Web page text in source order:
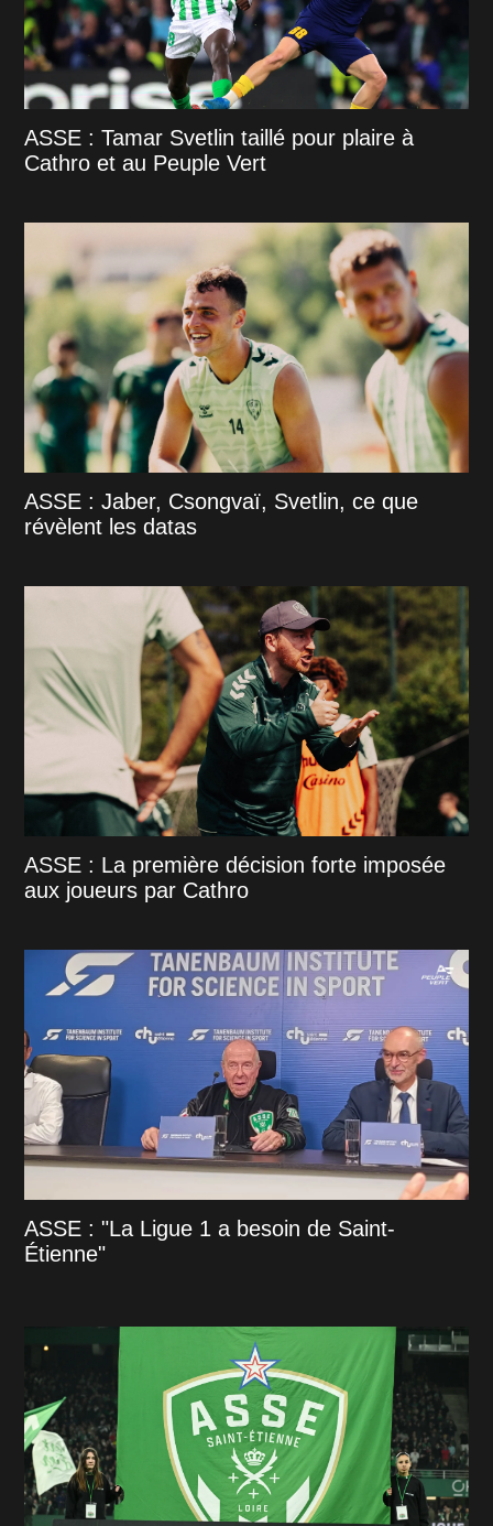
ASSE : Tamar Svetlin taillé pour plaire à
Cathro et au Peuple Vert
ASSE : Jaber, Csongvaï, Svetlin, ce que
révèlent les datas
ASSE : La première décision forte imposée
aux joueurs par Cathro
ASSE : "La Ligue 1 a besoin de Saint-
Étienne"